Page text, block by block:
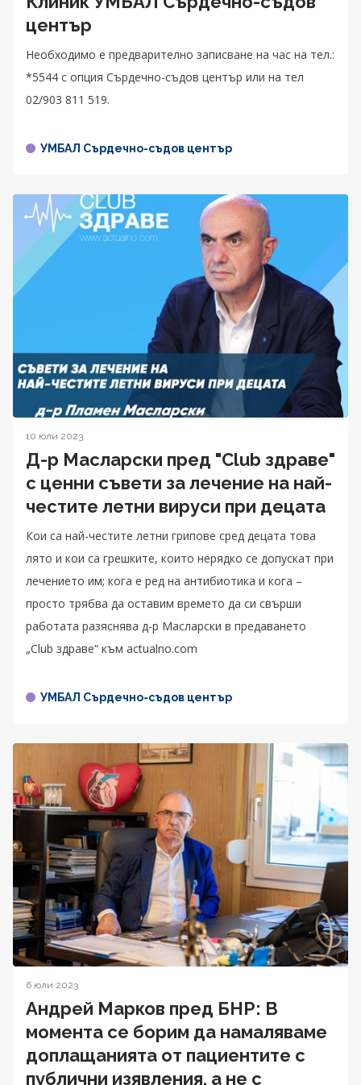
център
Необходимо е предварително записване на час на тел.:
*5544 с опция Сърдечно-съдов център или на тел
02/903 811 519.
УМБАЛ Сърдечно-съдов център
10 юли 2023
Д-р Масларски пред "Club здраве"
с ценни съвети за лечение на най-
честите летни вируси при децата
Кои са най-честите летни грипове сред децата това
лято и кои са грешките, които нерядко се допускат при
лечението им; кога е ред на антибиотика и кога –
просто трябва да оставим времето да си свърши
работата разяснява д-р Масларски в предаването
„Club здраве“ към actualno.com
УМБАЛ Сърдечно-съдов център
6 юли 2023
Андрей Марков пред БНР: В
момента се борим да намаляваме
доплащанията от пациентите с
публични изявления, а не с